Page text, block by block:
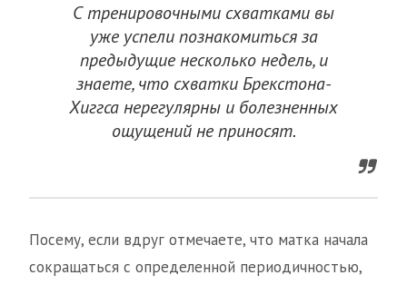
С тренировочными схватками вы
уже успели познакомиться за
предыдущие несколько недель, и
знаете, что схватки Брекстона-
Хиггса нерегулярны и болезненных
ощущений не приносят.
Посему, если вдруг отмечаете, что матка начала
сокращаться с определенной периодичностью,